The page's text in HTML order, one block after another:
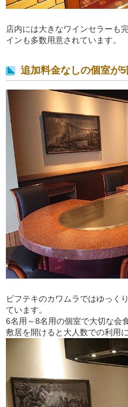
店内には大きなワインセラーも
インも多数用意されています。
追加料金なしの個室が
ビフテキのカワムラではゆっく
ています。
6名用～8名用の個室で大切な会
敷居を開けると大人数での利用